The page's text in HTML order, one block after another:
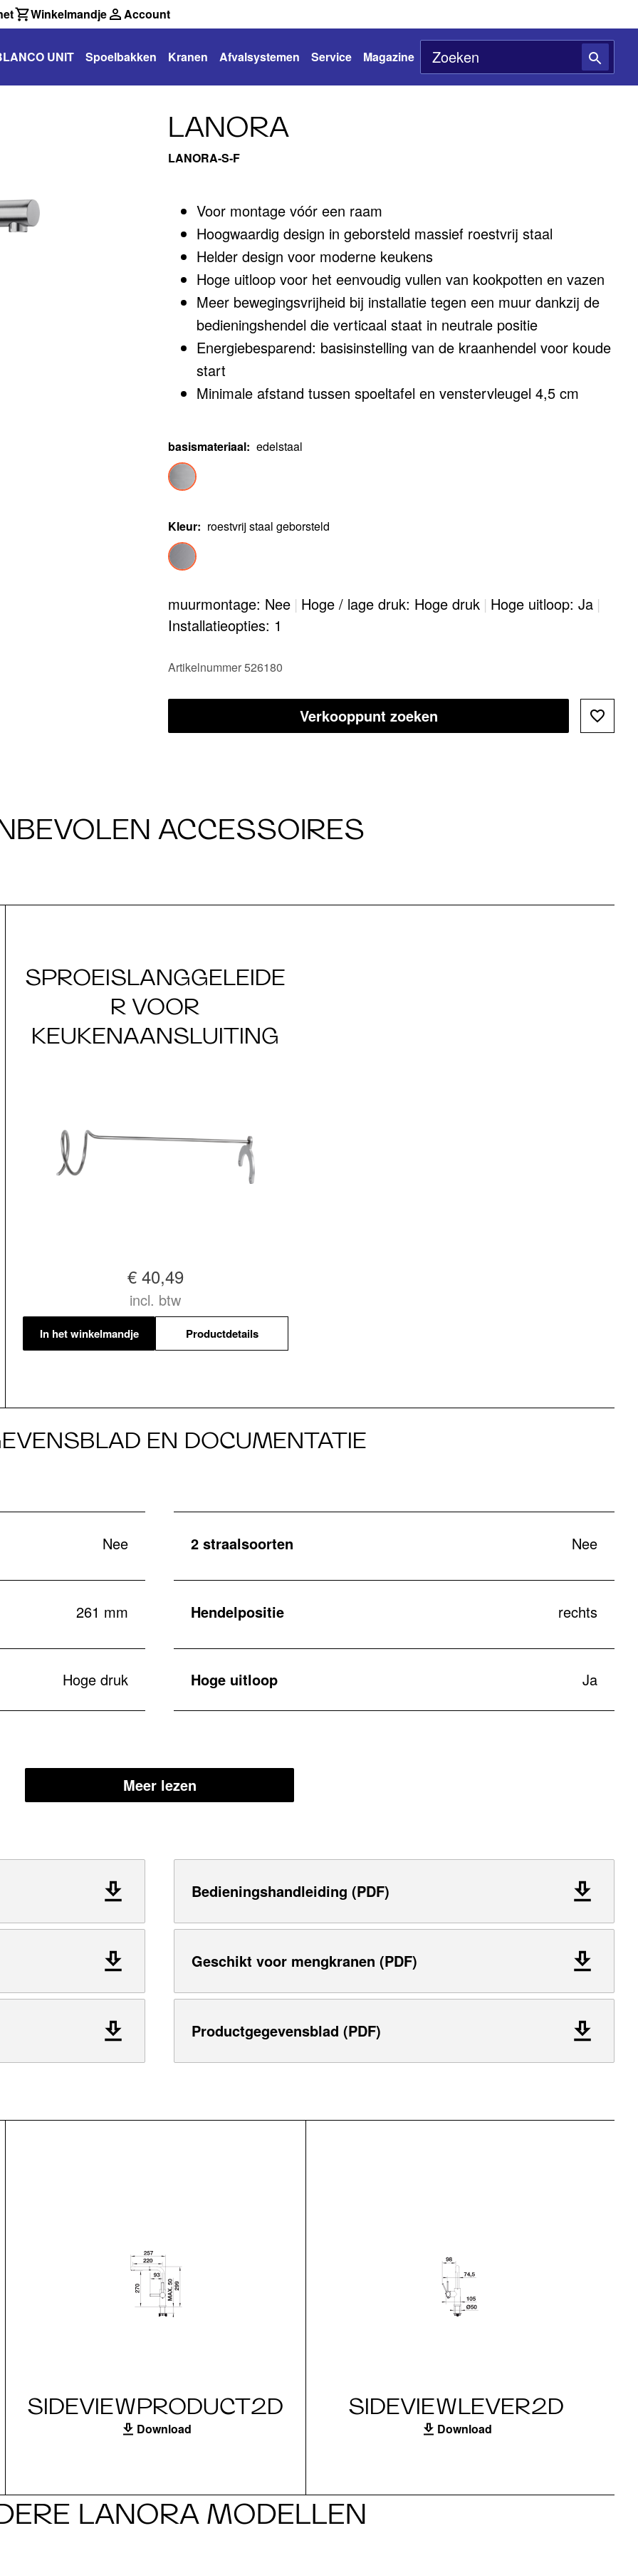
Winkelmandje Account
UNIT Spoelbakken Kranen Afvalsystemen Service Magazine
LANORA
LANORA-S-F
Voor montage vóór een raam
Hoogwaardig design in geborsteld massief roestvrij staal
Helder design voor moderne keukens
Hoge uitloop voor het eenvoudig vullen van kookpotten en vazen
Meer bewegingsvrijheid bij installatie tegen een muur dankzij de
bedieningshendel die verticaal staat in neutrale positie
Energiebesparend: basisinstelling van de kraanhendel voor koude
start
Minimale afstand tussen spoeltafel en venstervleugel 4,5 cm
basismateriaal: edelstaal
Kleur: roestvrij staal geborsteld
muurmontage: Nee | Hoge / lage druk: Hoge druk | Hoge uitloop: Ja |
Installatieopties: 1
Artikelnummer 526180
Verkooppunt zoeken
ACCESSOIRES
SPROEISLANGGELEIDE
R VOOR
KEUKENAANSLUITING
€ 40,49
incl. btw
In het winkelmandje Productdetails
EN DOCUMENTATIE
Nee 2 straalsoorten Nee
261 mm Hendelpositie rechts
Hoge druk Hoge uitloop Ja
Meer lezen
Bedieningshandleiding (PDF)
Geschikt voor mengkranen (PDF)
Productgegevensblad (PDF)
SIDEVIEWPRODUCT2D
Download
SIDEVIEWLEVER2D
Download
LANORA MODELLEN